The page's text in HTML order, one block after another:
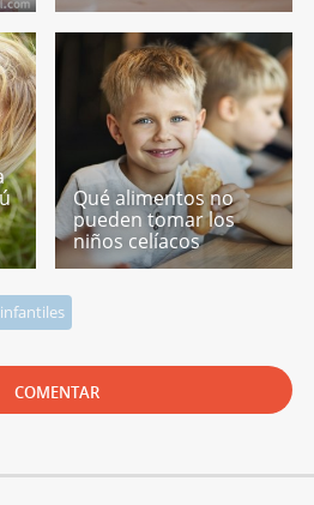
Qué alimentos no
pueden tomar los
niños celíacos
COMENTAR